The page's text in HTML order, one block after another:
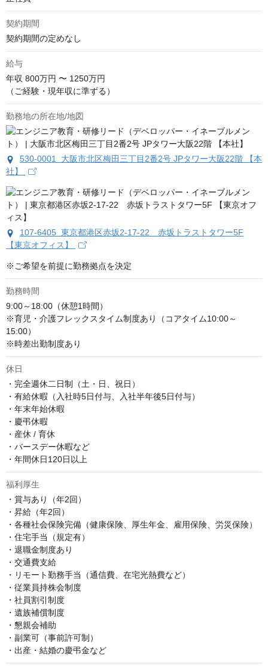
契約期間
契約期間の定めなし
給与
年収 800万円 〜 1250万円
（ご経験・現年収に準ずる）
勤務地の所在地/地図
530-0001 大阪市北区梅田三丁目2番2号 JPタワー大阪22階 【本
社】
107-6405 東京都港区赤坂2-17-22 赤坂トラストタワー5F
【東京オフィス】
※ご希望を前提に勤務拠点を決定
勤務時間
9:00～18:00（休憩1時間）
※育児・介護フレックスタイム制度あり（コアタイム10:00～
15:00）
※時差出勤制度あり
休日
・完全週休二日制（土・日、祝日）
・有給休暇（入社時5日付与、入社半年後5日付与）
・年末年始休暇
・慶弔休暇
・産休 / 育休
・バースデー休暇など
・年間休日120日以上
福利厚生
・賞与あり（年2回）
・昇給（年2回）
・各種社会保険完備（健康保険、厚生年金、雇用保険、労災保険）
・住宅手当（規定有）
・退職金制度あり
・交通費支給
・リモート勤務手当（通信費、在宅光熱費など）
・従業員持株会制度
・社員割引制度
・遺族補償制度
・懇親会補助
・副業可（事前許可制）
・出産・結婚の慶弔金など